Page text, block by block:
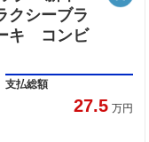
クシーブラ
キ コンビ
支払総額
27.5 万円